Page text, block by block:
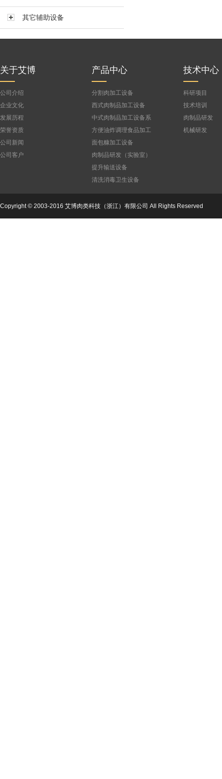
其它辅助设备
关于艾博
公司介绍
企业文化
发展历程
荣誉资质
公司新闻
公司客户
产品中心
分割肉加工设备
西式肉制品加工设备
中式肉制品加工设备系
列
方便油炸调理食品加工
设备
面包糠加工设备
肉制品研发（实验室）
设备
提升输送设备
清洗消毒卫生设备
技术中心
科研项目
技术培训
肉制品研发
机械研发
Copyright © 2003-2016 艾博肉类科技（浙江）有限公司 All Rights Reserved